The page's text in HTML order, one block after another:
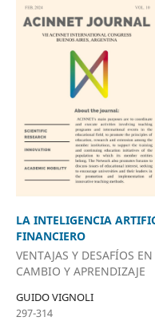
LA INTELIGENCIA
FINANCIERO
VENTAJAS Y DESAFÍOS
CAMBIO Y APRENDIZAJE
GUIDO VIGNOLI
297-314